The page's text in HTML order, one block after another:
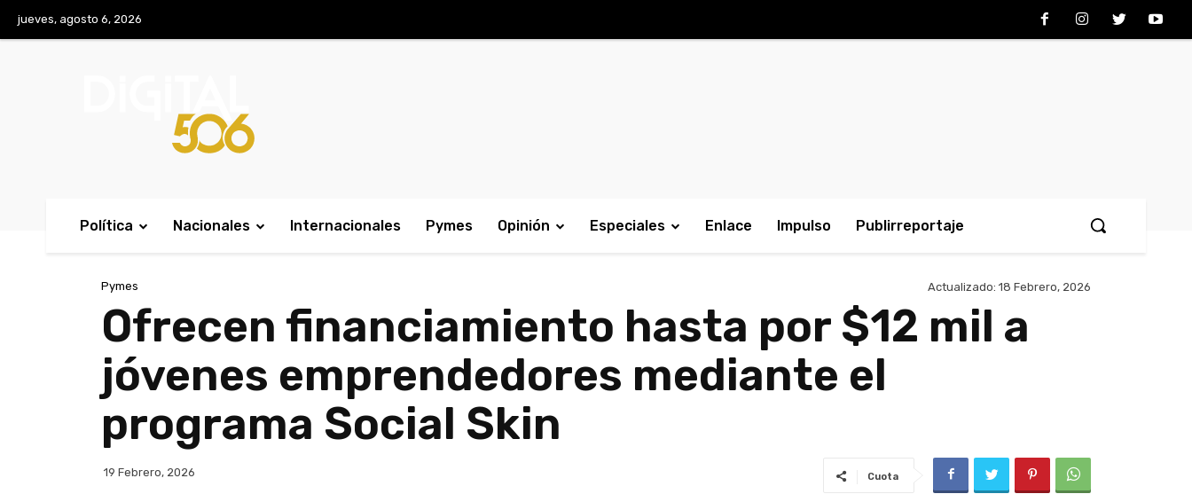
jueves, agosto 6, 2026
Política Nacionales Internacionales Pymes Opinión Especiales Enlace Impulso Publirreportaje
Pymes Actualizado: 18 Febrero, 2026
Ofrecen financiamiento hasta por $12 mil a
jóvenes emprendedores mediante el
programa Social Skin
19 Febrero, 2026 Cuota